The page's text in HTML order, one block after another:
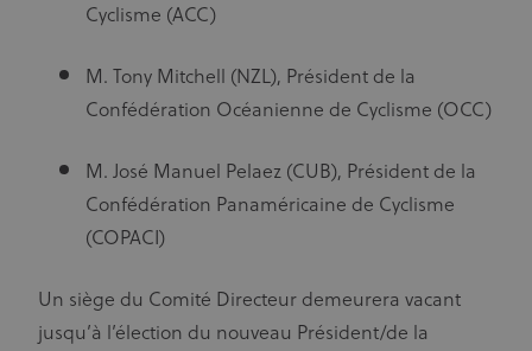
Cyclisme (ACC)
M. Tony Mitchell (NZL), Président de la
Confédération Océanienne de Cyclisme (OCC)
M. José Manuel Pelaez (CUB), Président de la
Confédération Panaméricaine de Cyclisme
(COPACI)
Un siège du Comité Directeur demeurera vacant
jusqu’à l’élection du nouveau Président/de la